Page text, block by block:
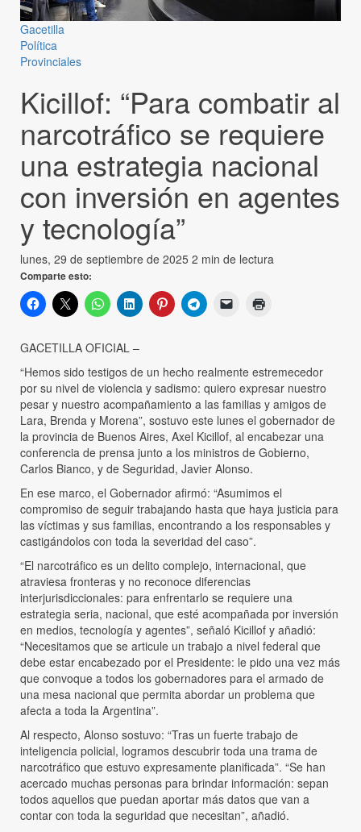
Gacetilla
Política
Provinciales
Kicillof: “Para combatir al
narcotráfico se requiere
una estrategia nacional
con inversión en agentes
y tecnología”
lunes, 29 de septiembre de 2025 2 min de lectura
Comparte esto:
GACETILLA OFICIAL –
“Hemos sido testigos de un hecho realmente estremecedor
por su nivel de violencia y sadismo: quiero expresar nuestro
pesar y nuestro acompañamiento a las familias y amigos de
Lara, Brenda y Morena”, sostuvo este lunes el gobernador de
la provincia de Buenos Aires, Axel Kicillof, al encabezar una
conferencia de prensa junto a los ministros de Gobierno,
Carlos Bianco, y de Seguridad, Javier Alonso.
En ese marco, el Gobernador afirmó: “Asumimos el
compromiso de seguir trabajando hasta que haya justicia para
las víctimas y sus familias, encontrando a los responsables y
castigándolos con toda la severidad del caso”.
“El narcotráfico es un delito complejo, internacional, que
atraviesa fronteras y no reconoce diferencias
interjurisdiccionales: para enfrentarlo se requiere una
estrategia seria, nacional, que esté acompañada por inversión
en medios, tecnología y agentes”, señaló Kicillof y añadió:
“Necesitamos que se articule un trabajo a nivel federal que
debe estar encabezado por el Presidente: le pido una vez más
que convoque a todos los gobernadores para el armado de
una mesa nacional que permita abordar un problema que
afecta a toda la Argentina”.
Al respecto, Alonso sostuvo: “Tras un fuerte trabajo de
inteligencia policial, logramos descubrir toda una trama de
narcotráfico que estuvo expresamente planificada”. “Se han
acercado muchas personas para brindar información: sepan
todos aquellos que puedan aportar más datos que van a
contar con toda la seguridad que necesitan”, añadió.